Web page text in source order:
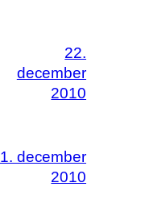
22.
december
2010
december
2010